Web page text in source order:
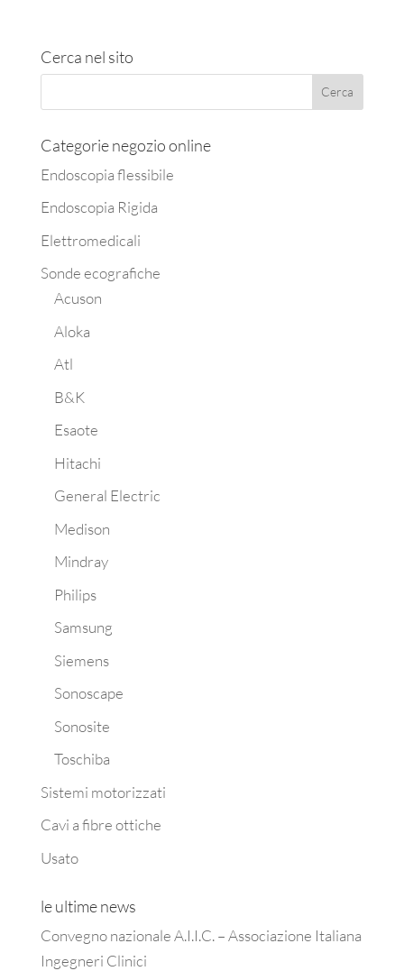
Cerca nel sito
Categorie negozio online
Endoscopia flessibile
Endoscopia Rigida
Elettromedicali
Sonde ecografiche
Acuson
Aloka
Atl
B&K
Esaote
Hitachi
General Electric
Medison
Mindray
Philips
Samsung
Siemens
Sonoscape
Sonosite
Toschiba
Sistemi motorizzati
Cavi a fibre ottiche
Usato
le ultime news
Convegno nazionale A.I.I.C. – Associazione Italiana
Ingegneri Clinici